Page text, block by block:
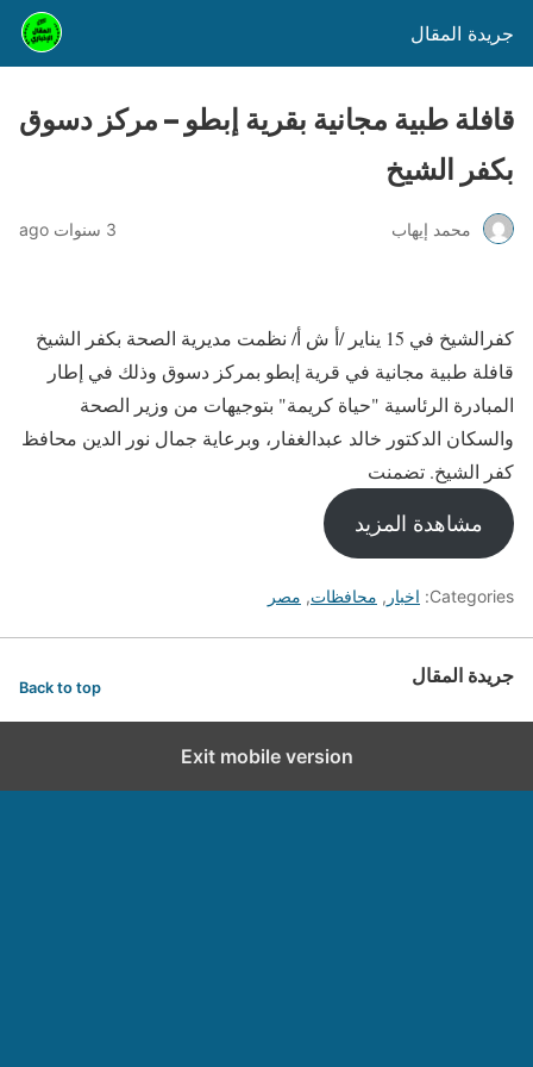
جريدة المقال
قافلة طبية مجانية بقرية إبطو – مركز دسوق
بكفر الشيخ
محمد إيهاب 3 سنوات ago
كفرالشيخ في 15 يناير /أ ش أ/ نظمت مديرية الصحة بكفر الشيخ
قافلة طبية مجانية في قرية إبطو بمركز دسوق وذلك في إطار
المبادرة الرئاسية "حياة كريمة" بتوجيهات من وزير الصحة
والسكان الدكتور خالد عبدالغفار، وبرعاية جمال نور الدين محافظ
كفر الشيخ. تضمنت
مشاهدة المزيد
Categories: اخبار , محافظات, مصر
جريدة المقال Back to top
Exit mobile version